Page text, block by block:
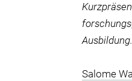
Ausbildung.
Salome